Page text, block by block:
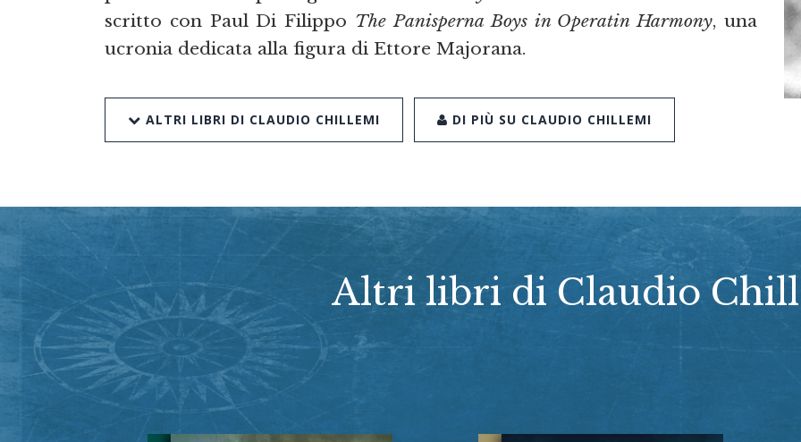
scritto con Paul Di Filippo The Panisperna Boys in Operatin Harmony, una
ucronia dedicata alla figura di Ettore Majorana.
ALTRI LIBRI DI CLAUDIO CHILLEMI DI PIÙ SU CLAUDIO CHILLEMI
Altri libri di Claudio